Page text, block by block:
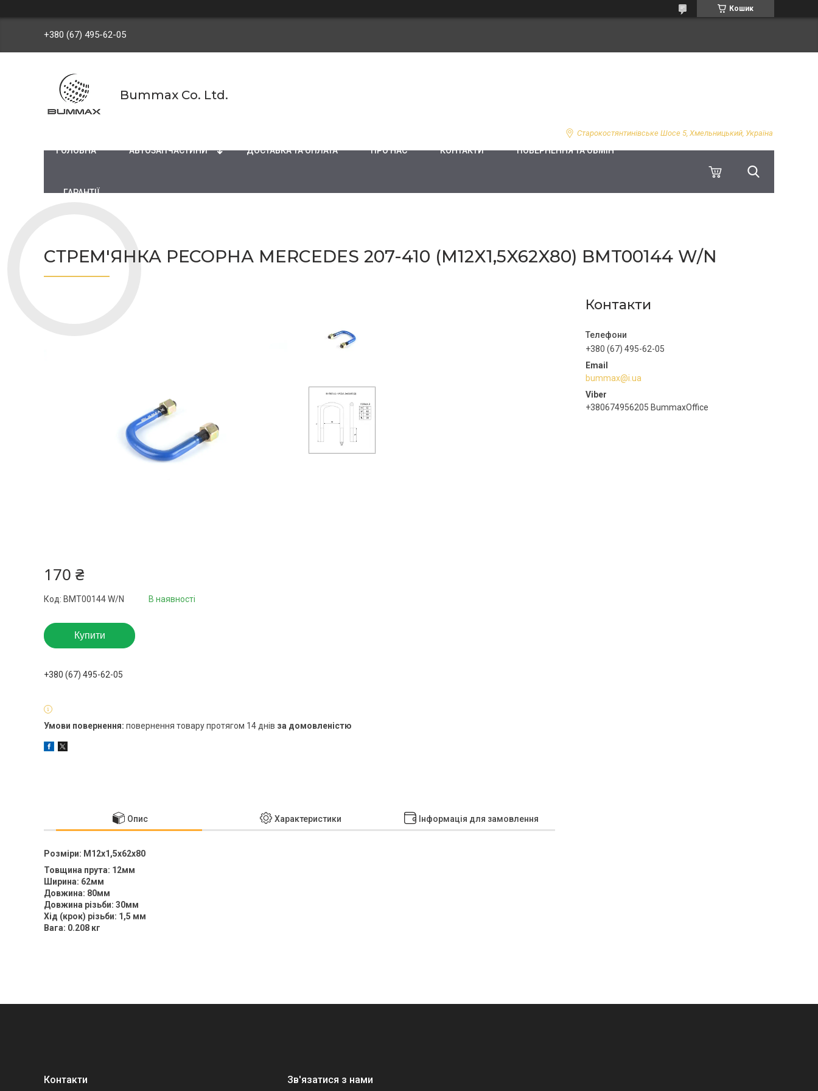
Кошик
+380 (67) 495-62-05
Bummax Co. Ltd.
Старокостянтинівське Шосе 5, Хмельницький, Україна
ГОЛОВНА АВТОЗАПЧАСТИНИ ДОСТАВКА ТА ОПЛАТА ПРО НАС КОНТАКТИ ПОВЕРНЕННЯ ТА ОБМІН
ГАРАНТІЇ
СТРЕМ'ЯНКА РЕСОРНА MERCEDES 207-410 (M12X1,5X62X80) BMT00144 W/N
Контакти
+380 (67) 495-62-05
bummax@i.ua
+380674956205 BummaxOffice
170 ₴
В наявності
Код: BMT00144 W/N
Купити
+380 (67) 495-62-05
повернення товару протягом 14 днів за домовленістю
Опис Характеристики Інформація для замовлення
Розміри: M12x1,5x62x80
Товщина прута: 12мм
Ширина: 62мм
Довжина: 80мм
Довжина різьби: 30мм
Хід (крок) різьби: 1,5 мм
Вага: 0.208 кг